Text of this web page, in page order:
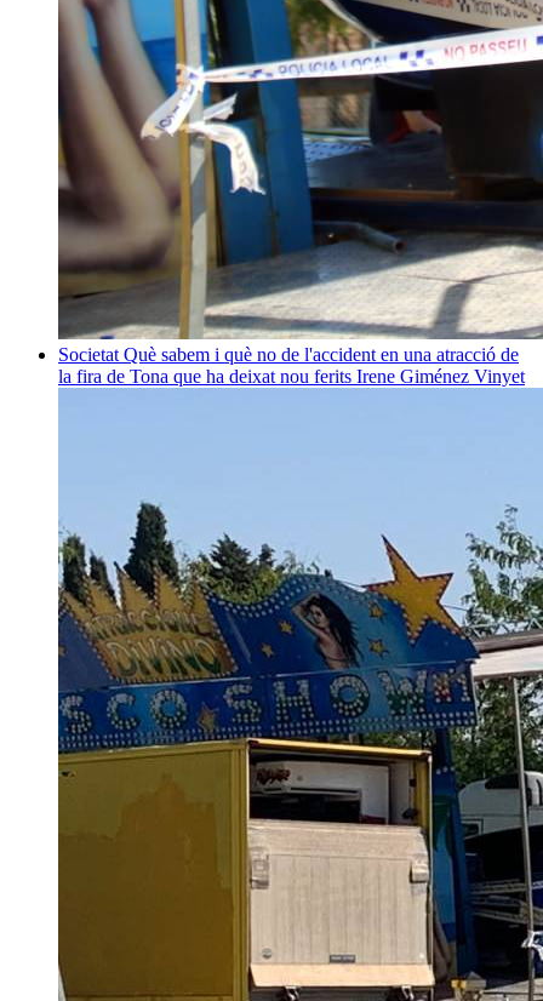
Societat Què sabem i què no de l'accident en una atracció de
la fira de Tona que ha deixat nou ferits Irene Giménez Vinyet